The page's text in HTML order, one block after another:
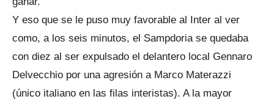
Y eso que se le puso muy favorable al Inter al ver
como, a los seis minutos, el Sampdoria se quedaba
con diez al ser expulsado el delantero local Gennaro
Delvecchio por una agresión a Marco Materazzi
(único italiano en las filas interistas). A la mayor